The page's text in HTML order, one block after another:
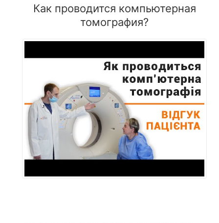
Как проводится компьютерная
томография?